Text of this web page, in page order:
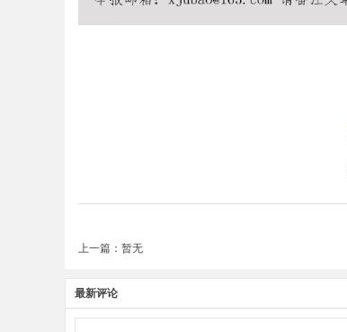
上一篇：暂无
最新评论